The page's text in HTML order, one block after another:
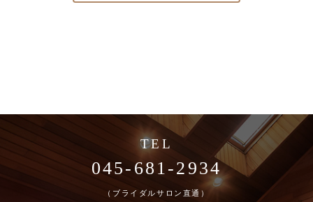
045-681-2934
（ブライダルサロン直通）